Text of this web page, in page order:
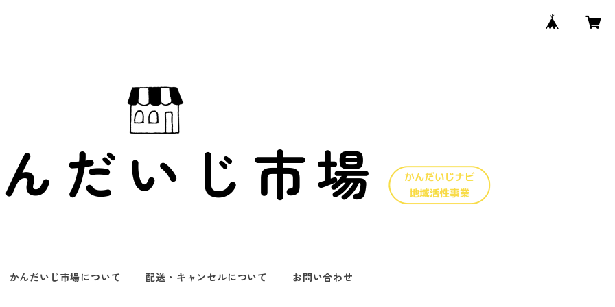
かんだいじ市場について 配送・キャンセルについて お問い合わせ